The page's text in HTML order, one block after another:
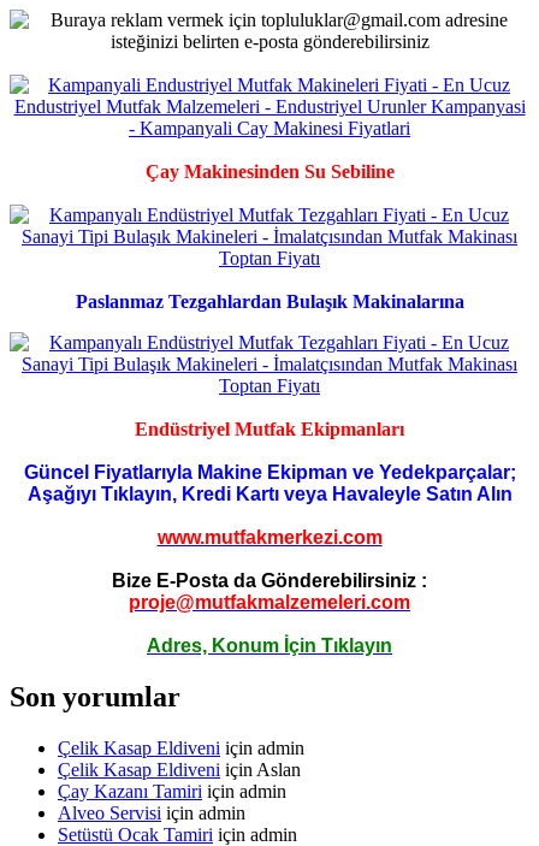
Çay Makinesinden Su Sebiline
Paslanmaz Tezgahlardan Bulaşık Makinalarına
Endüstriyel Mutfak Ekipmanları
Güncel Fiyatlarıyla Makine Ekipman ve Yedekparçalar;
Aşağıyı Tıklayın, Kredi Kartı veya Havaleyle Satın Alın
www.mutfakmerkezi.com
Bize E-Posta da Gönderebilirsiniz :
proje@mutfakmalzemeleri.com
Adres, Konum İçin Tıklayın
Son yorumlar
Çelik Kasap Eldiveni için admin
Çelik Kasap Eldiveni için Aslan
Çay Kazanı Tamiri için admin
Alveo Servisi için admin
Setüstü Ocak Tamiri için admin